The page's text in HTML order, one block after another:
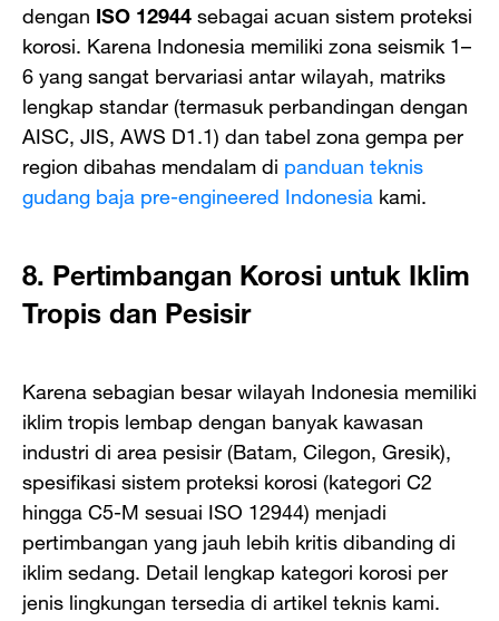
dengan ISO 12944sebagai acuan sistem proteksi
korosi. Karena Indonesia memiliki zona seismik 1–
6 yang sangat bervariasi antar wilayah, matriks
lengkap standar (termasuk perbandingan dengan
AISC, JIS, AWS D1.1) dan tabel zona gempa per
region dibahas mendalam di panduan teknis
gudang baja pre-engineered Indonesiakami.
8. Pertimbangan Korosi untuk Iklim
Tropis dan Pesisir
Karena sebagian besar wilayah Indonesia memiliki
iklim tropis lembap dengan banyak kawasan
industri di area pesisir (Batam, Cilegon, Gresik),
spesifikasi sistem proteksi korosi (kategori C2
hingga C5-M sesuai ISO 12944) menjadi
pertimbangan yang jauh lebih kritis dibanding di
iklim sedang. Detail lengkap kategori korosi per
jenis lingkungan tersedia di artikel teknis kami.